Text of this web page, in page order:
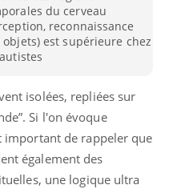
du cerveau
reconnaissance
objets) est supérieure chez
isolées, repliées sur
Si l'on évoque
important de rappeler que
également des
une logique ultra